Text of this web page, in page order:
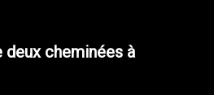
deux cheminées à